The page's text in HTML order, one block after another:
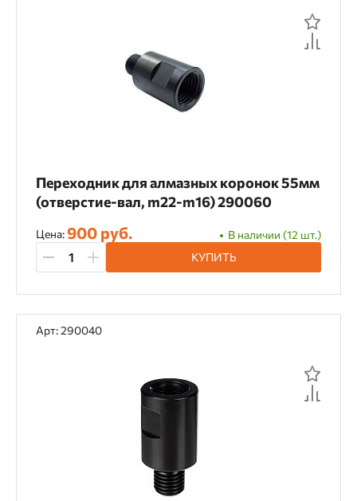
Переходник для алмазных коронок 55мм
(отверстие-вал, m22-m16) 290060
Цена:900 руб.
В наличии (12 шт.)
КУПИТЬ
Арт: 290040